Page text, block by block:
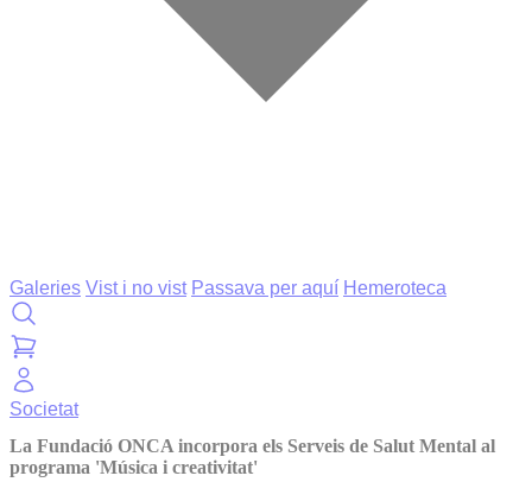
Galeries Vist i no vist Passava per aquí Hemeroteca
Societat
La Fundació ONCA incorpora els Serveis de Salut Mental al
programa 'Música i creativitat'